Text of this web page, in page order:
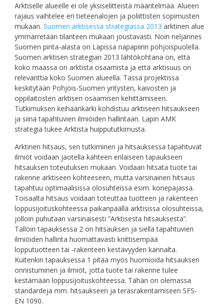
Arktiselle alueelle ei ole yksiselitteistä määritelmää. Alueen
rajaus vaihtelee eri tieteenalojen ja poliittisten sopimusten
mukaan. Suomen arktisessa strategiassa 2013 arktinen alue
ymmärretään tilanteen mukaan joustavasti. Noin neljännes
Suomen pinta-alasta on Lapissa napapiirin pohjoispuolella.
Suomen arktisen strategian 2013 lähtökohtana on, että
koko maassa on arktista osaamista ja että arktisuus on
relevanttia koko Suomen alueella. Tässä projektissa
keskitytään Pohjois-Suomen yritysten, kaivosten ja
oppilaitosten arktisen osaamisen kehittämiseen.
Tutkimuksen keihäänkärki kohdistuu arktiseen hitsaukseen
ja siinä tapahtuvien ilmiöiden hallintaan. Lapin AMK
strategia tukee Arktista huippututkimusta.
Arktinen hitsaus, sen tutkiminen ja hitsauksessa tapahtuvat
ilmiöt voidaan jaotella kahteen erilaiseen tapaukseen
hitsauksen toteutuksen mukaan. Voidaan hitsata tuote tai
rakenne arktiseen kohteeseen, mutta varsinainen hitsaus
tapahtuu optimaalisissa olosuhteissa esim. konepajassa.
Toisaalta hitsaus voidaan toteuttaa tuotteen ja rakenteen
loppusijoituskohteessa paikanpäällä arktisissa olosuhteissa,
jolloin puhutaan varsinaisesti ”Arktisesta hitsauksesta”.
Tällöin tapauksessa 2 on hitsauksen ja siellä tapahtuvien
ilmiöiden hallinta huomattavasti kriittisempää
lopputuotteen tai -rakenteen kestävyyden kannalta.
Kuitenkin tapauksessa 1 pitää myös huomioida hitsauksen
onnistuminen ja ilmiöt, jotta tuote tai rakenne tulee
kestämään loppusijoituskohteessa. Tähän on olemassa
standardeja mm. hitsaukseen ja teräsrakentamiseen SFS-
EN 1090.